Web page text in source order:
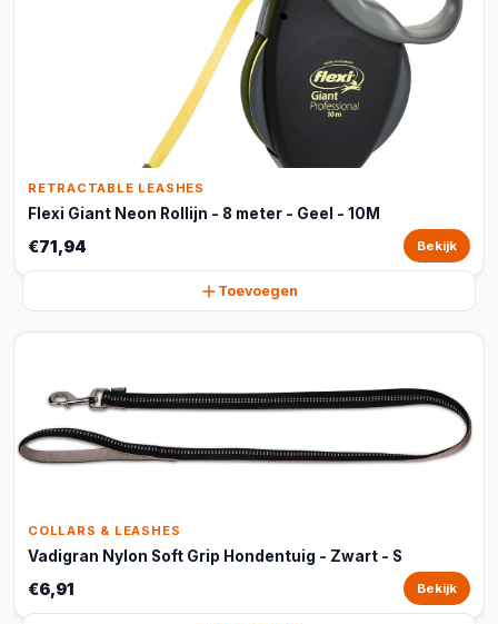
RETRACTABLE LEASHES
Flexi Giant Neon Rollijn - 8 meter - Geel - 10M
€71,94 Bekijk
Toevoegen
COLLARS & LEASHES
Vadigran Nylon Soft Grip Hondentuig - Zwart - S
€6,91 Bekijk